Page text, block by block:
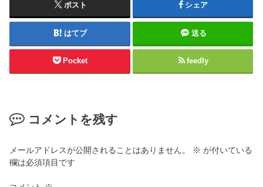
ポスト シェア
はてブ 送る
Pocket feedly
コメントを残す
メールアドレスが公開されることはありません。 ※ が付いている
欄は必須項目です